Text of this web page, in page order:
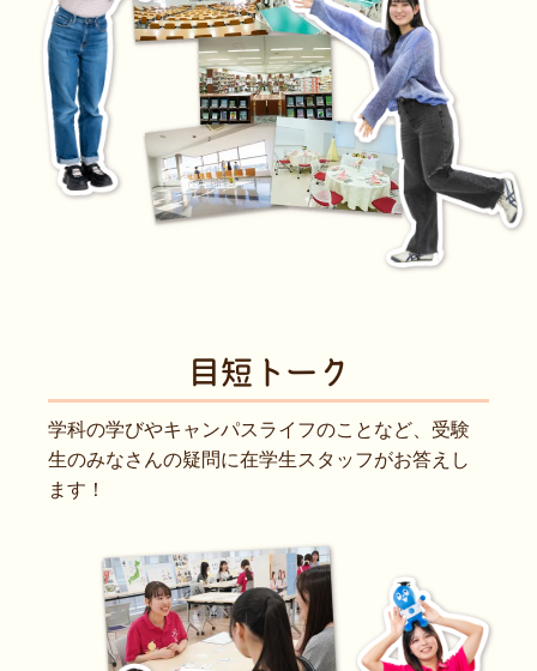
目短トーク
学科の学びやキャンパスライフのことなど、受験
生のみなさんの疑問に在学生スタッフがお答えし
ます！